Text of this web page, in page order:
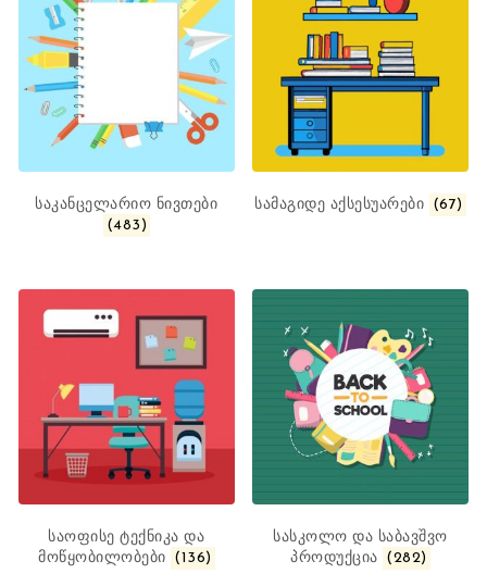
საკანცელარიო ნივთები
(483)
სამაგიდე აქსესუარები (67)
საოფისე ტექნიკა და
მოწყობილობები (136)
სასკოლო და საბავშვო
პროდუქცია (282)